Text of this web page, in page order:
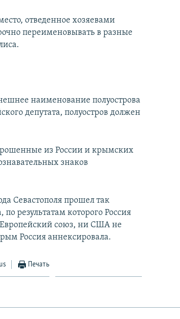
отведенное хозяевами
переименовывать в разные
наименование полуострова
депутата, полуостров должен
из России и крымских
знаков
Севастополя прошел так
результатам которого Россия
союз, ни США не
Россия аннексировала.
Печать